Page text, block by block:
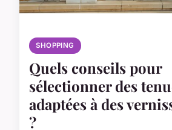
SHOPPING
Quels conseils pour
sélectionner des
adaptées à des
?